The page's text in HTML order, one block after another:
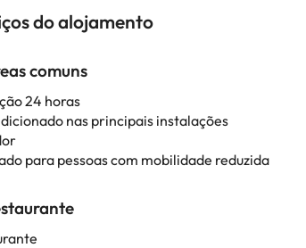
do alojamento
comuns
24 horas
nas principais instalações
para pessoas com mobilidade reduzida